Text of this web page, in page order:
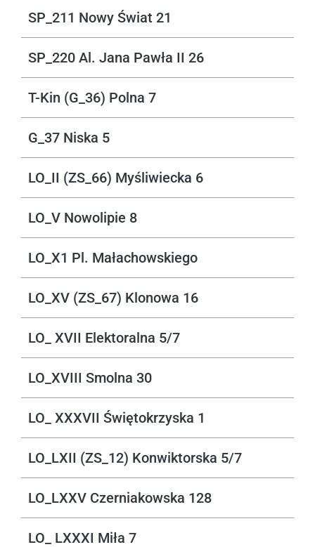
SP_211 Nowy Świat 21
SP_220 Al. Jana Pawła II 26
T-Kin (G_36) Polna 7
G_37 Niska 5
LO_II (ZS_66) Myśliwiecka 6
LO_V Nowolipie 8
LO_X1 Pl. Małachowskiego
LO_XV (ZS_67) Klonowa 16
LO_ XVII Elektoralna 5/7
LO_XVIII Smolna 30
LO_ XXXVII Świętokrzyska 1
LO_LXII (ZS_12) Konwiktorska 5/7
LO_LXXV Czerniakowska 128
LO_ LXXXI Miła 7